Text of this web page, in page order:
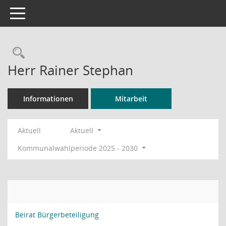
Toggle navigation
Rechercheauswahl
Herr Rainer Stephan
Informationen Mitarbeit
Aktuell
Aktuell
Kommunalwahlperiode 2025 - 2030
Beirat Bürgerbeteiligung